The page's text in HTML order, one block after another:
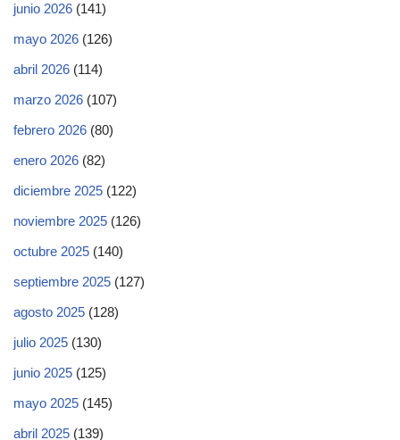
junio 2026 (141)
mayo 2026 (126)
abril 2026 (114)
marzo 2026 (107)
febrero 2026 (80)
enero 2026 (82)
diciembre 2025 (122)
noviembre 2025 (126)
octubre 2025 (140)
septiembre 2025 (127)
agosto 2025 (128)
julio 2025 (130)
junio 2025 (125)
mayo 2025 (145)
abril 2025 (139)